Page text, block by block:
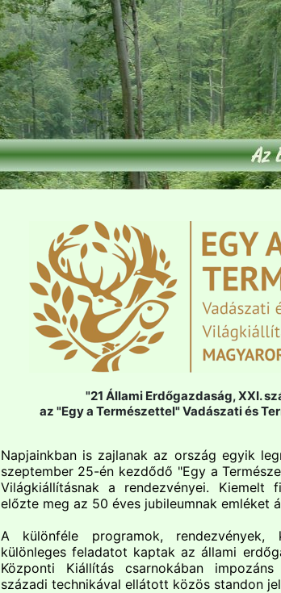
"21 Állami Erdőgazdaság, XXI.
az "Egy a Természettel" Vadászati és
Napjainkban is zajlanak az ország egyik
szeptember 25-én kezdődő "Egy a
Világkiállításnak a rendezvényei. Kiemelt
előzte meg az 50 éves jubileumnak emléket
A különféle programok, rendezvények,
különleges feladatot kaptak az állami
Központi Kiállítás csarnokában
századi technikával ellátott közös standon